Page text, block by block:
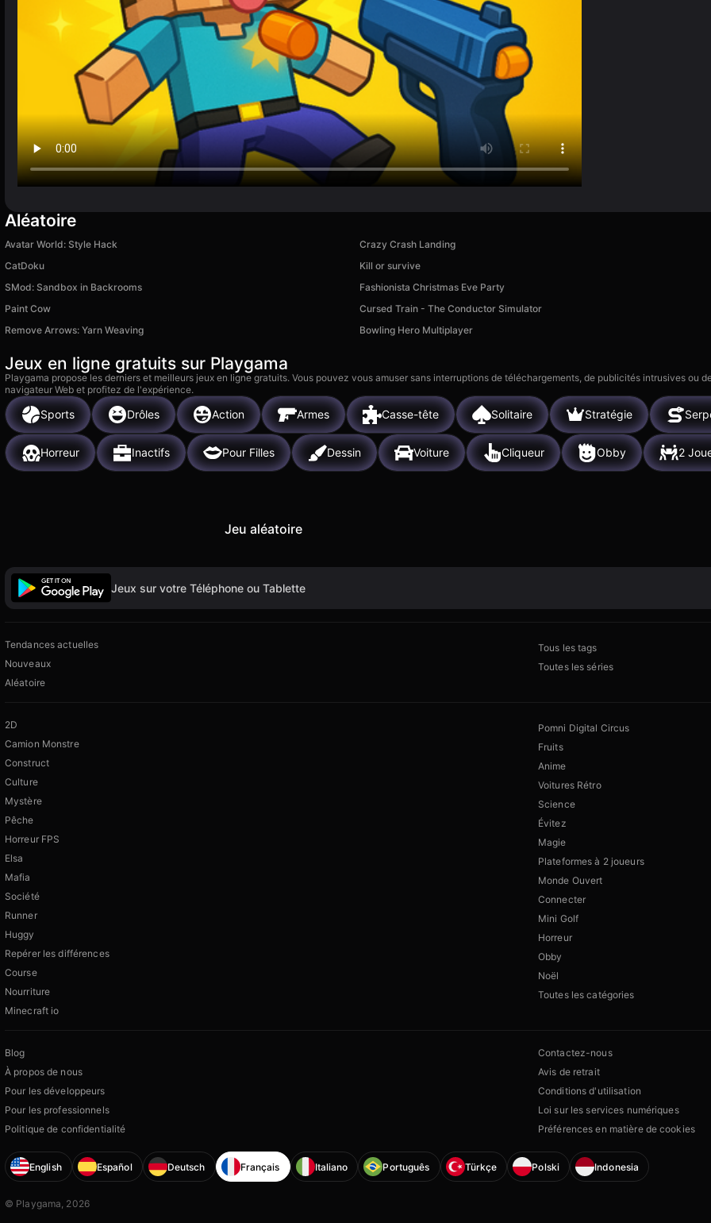
Aléatoire
Avatar World: Style Hack Crazy Crash Landing
CatDoku
Kill or survive
SMod: Sandbox in Backrooms
Fashionista Christmas Eve Party
Paint Cow
Cursed Train - The Conductor Simulator
Remove Arrows: Yarn Weaving
Bowling Hero Multiplayer
Jeux en ligne gratuits sur Playgama
Playgama propose les derniers et meilleurs jeux en ligne gratuits. Vous pouvez vous amuser sans interruptions de téléchargements, de publicités intrusives ou
navigateur Web et profitez de l'expérience.
Sports Drôles Action Armes Casse-tête Solitaire Stratégie
Horreur Inactifs Pour Filles Dessin Voiture Cliqueur Obby 2
Jeu aléatoire
Jeux sur votre Téléphone ou Tablette
Tendances actuelles
Nouveaux
Aléatoire
Tous les tags
Toutes les séries
2D
Camion Monstre
Construct
Culture
Mystère
Pêche
Horreur FPS
Elsa
Mafia
Société
Runner
Huggy
Repérer les différences
Course
Nourriture
Minecraft io
Pomni Digital Circus
Fruits
Anime
Voitures Rétro
Science
Évitez
Magie
Plateformes à 2 joueurs
Monde Ouvert
Connecter
Mini Golf
Horreur
Obby
Noël
Toutes les catégories
Blog
À propos de nous
Pour les développeurs
Pour les professionnels
Politique de confidentialité
Contactez-nous
Avis de retrait
Conditions d'utilisation
Loi sur les services numériques
Préférences en matière de cookies
English Español Deutsch Français Italiano Português Türkçe Polski Indonesia
© Playgama, 2026